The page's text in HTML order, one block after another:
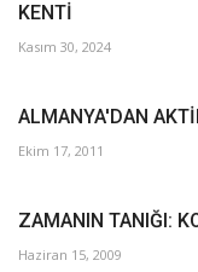
KENTİ
Kasım 30, 2024
ALMANYA'DAN
Ekim 17, 2011
ZAMANIN TANIĞI:
Haziran 15, 2009